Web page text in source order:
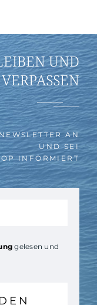
UND
AN
UND SEI
INFORMIERT
gelesen und